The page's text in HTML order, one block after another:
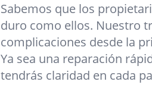
Sabemos que los
duro como ellos. Nuestro
complicaciones desde la
Ya sea una reparación
tendrás claridad en cada